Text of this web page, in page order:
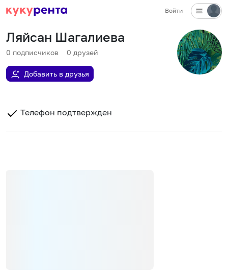
Войти
Ляйсан Шагалиева
0 подписчиков 0 друзей
Добавить в друзья
Телефон подтвержден